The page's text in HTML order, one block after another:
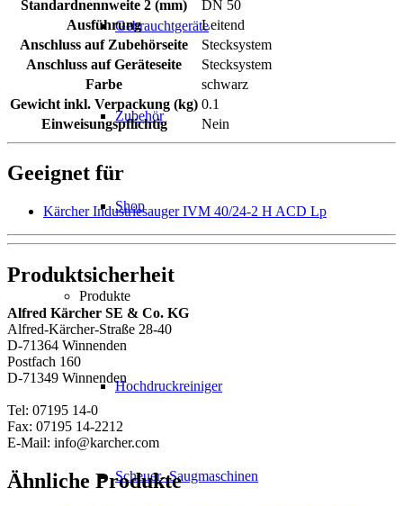
Gebrauchtgeräte
Zubehör
Shop
Produkte
Hochdruckreiniger
Scheuer- Saugmaschinen
Standardnennweite 2 (mm)
DN 50
Ausführung
Leitend
Anschluss auf Zubehörseite
Stecksystem
Anschluss auf Geräteseite
Stecksystem
Farbe
schwarz
Gewicht inkl. Verpackung (kg) 0.1
Einweisungspflichtig
Nein
Geeignet für
Kärcher Industriesauger IVM 40/24-2 H ACD Lp
Produktsicherheit
Alfred Kärcher SE & Co. KG
Alfred-Kärcher-Straße 28-40
D-71364 Winnenden
Postfach 160
D-71349 Winnenden
Tel: 07195 14-0
Fax: 07195 14-2212
E-Mail: info@karcher.com
Ähnliche Produkte